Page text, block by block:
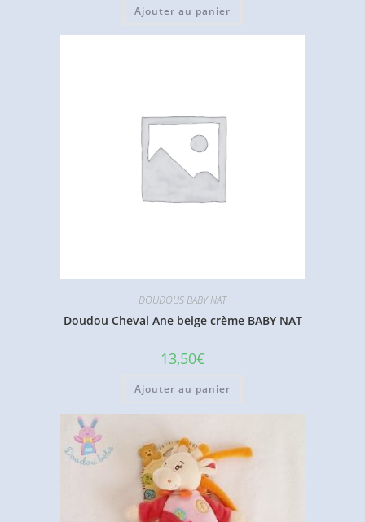
Ajouter au panier
DOUDOUS BABY NAT
Doudou Cheval Ane beige crème BABY NAT
13,50€
Ajouter au panier